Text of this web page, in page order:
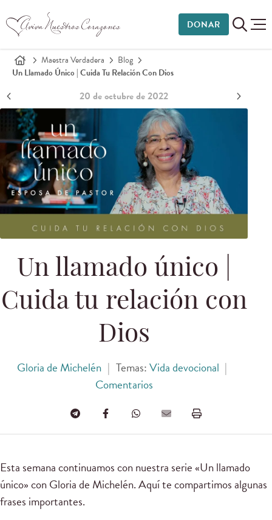
DONAR
Maestra Verdadera
Blog
Un Llamado Único | Cuida Tu Relación Con Dios
20 de octubre de 2022
Un llamado único |
Cuida tu relación con
Dios
Gloria de Michelén | Temas:Vida devocional |
Comentarios
Esta semana continuamos con nuestra serie «Un llamado
único» con Gloria de Michelén. Aquí te compartimos algunas
frases importantes.